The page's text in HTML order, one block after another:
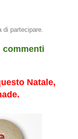
partecipare.
commenti
Natale,